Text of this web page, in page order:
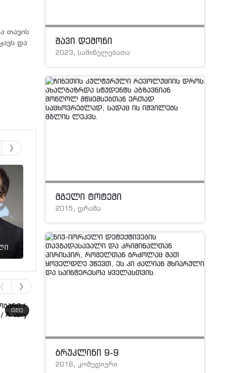
თავის
და
ბლეიკ ლაივლი ბრედლი კუპერი
GEO
შავი დემონი
2023, საშინელებათა
მგელი ტოტემი
2015, დრამა
ბრუკლინი 9-9
2016, კომედიური